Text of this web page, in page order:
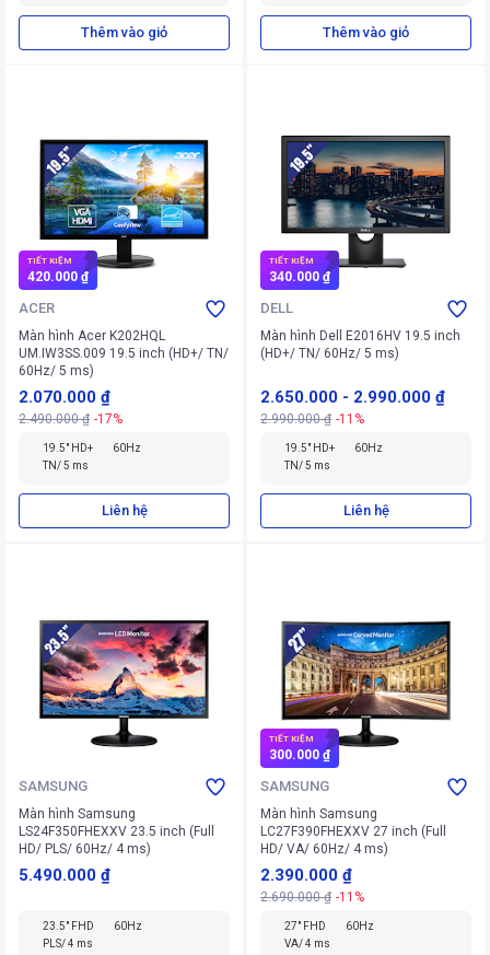
Thêm vào giỏ Thêm vào giỏ
TIẾT KIỆM
420.000 ₫
ACER
Màn hình Acer K202HQL
UM.IW3SS.009 19.5 inch (HD+/ TN/
60Hz/ 5 ms)
2.070.000 ₫
2.490.000 ₫ -17%
19.5" HD+
60Hz
TN/ 5 ms
Liên hệ
TIẾT KIỆM
340.000 ₫
DELL
Màn hình Dell E2016HV 19.5 inch
(HD+/ TN/ 60Hz/ 5 ms)
2.650.000 - 2.990.000 ₫
2.990.000 ₫ -11%
19.5" HD+
60Hz
TN/ 5 ms
Liên hệ
SAMSUNG
Màn hình Samsung
LS24F350FHEXXV 23.5 inch (Full
HD/ PLS/ 60Hz/ 4 ms)
5.490.000 ₫
23.5" FHD
60Hz
PLS/ 4 ms
TIẾT KIỆM
300.000 ₫
SAMSUNG
Màn hình Samsung
LC27F390FHEXXV 27 inch (Full
HD/ VA/ 60Hz/ 4 ms)
2.390.000 ₫
2.690.000 ₫ -11%
27" FHD
60Hz
VA/ 4 ms